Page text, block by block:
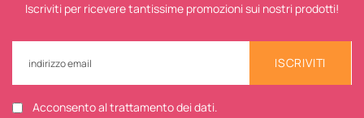
Iscriviti per ricevere tantissime promozioni sui nostri prodotti!
ISCRIVITI
Acconsento al trattamento dei dati.